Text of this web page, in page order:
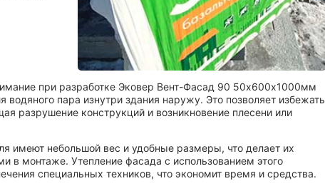
при разработке Эковер Вент-Фасад 90 50х600х1000мм
пара изнутри здания наружу. Это позволяет избежать
разрушение конструкций и возникновение плесени или
имеют небольшой вес и удобные размеры, что делает их
в монтаже. Утепление фасада с использованием этого
специальных техников, что экономит время и средства.